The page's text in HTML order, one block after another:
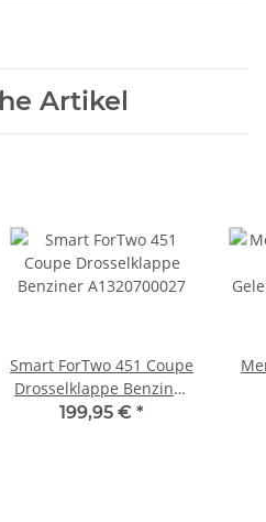
Artikel
Smart ForTwo 451 Coupe
Drosselklappe Benziner
A1320700027
199,95 € *